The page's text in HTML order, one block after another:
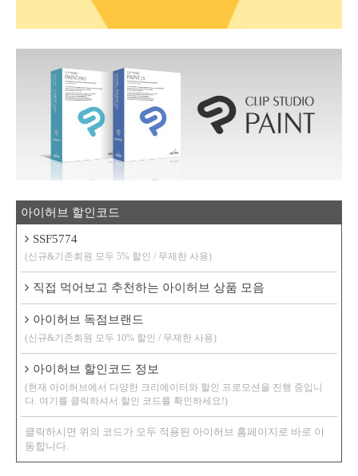
아이허브 할인코드
SSF5774
(신규&기존회원 모두 5% 할인 / 무제한 사용)
직접 먹어보고 추천하는 아이허브 상품 모음
아이허브 독점브랜드
(신규&기존회원 모두 10% 할인 / 무제한 사용)
아이허브 할인코드 정보
(현재 아이허브에서 다양한 크리에이터와 할인 프로모션을 진행 중입니
다. 여기를 클릭하셔서 할인 코드를 확인하세요!)
클릭하시면 위의 코드가 모두 적용된 아이허브 홈페이지로 바로 이
동합니다.